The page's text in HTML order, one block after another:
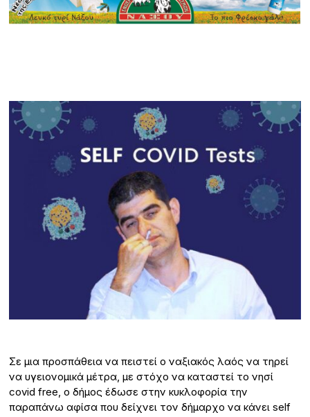
Σε μια προσπάθεια να πειστεί ο ναξιακός λαός να τηρεί
να υγειονομικά μέτρα, με στόχο να καταστεί το νησί
covid free, ο δήμος έδωσε στην κυκλοφορία την
παραπάνω αφίσα που δείχνει τον δήμαρχο να κάνει self